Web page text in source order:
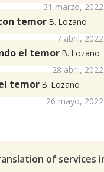
31 marzo, 2022
temor B. Lozano
7 abril, 2022
el temor B. Lozano
28 abril, 2022
temor B. Lozano
26 mayo, 2022
of services